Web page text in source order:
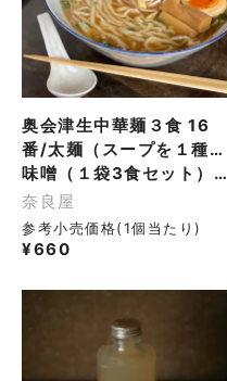
奥会津生中華麺３食 16
番/太麺（スープを１種お
選び下さい）
味噌（１袋3食セット）×５個
奈良屋
参考小売価格(1個当たり)
¥660